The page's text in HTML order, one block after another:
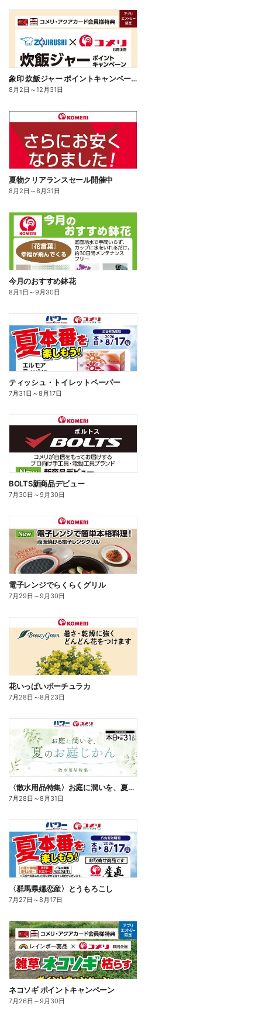
象印 炊飯ジャー ポイントキャンペーン
8月2日 ～12月31日
夏物クリアランスセール開催中
8月2日 ～8月31日
今月のおすすめ鉢花
8月1日 ～9月30日
ティッシュ・トイレットペーパー
7月31日 ～8月17日
BOLTS新商品デビュー
7月30日 ～9月30日
電子レンジでらくらくグリル
7月29日 ～9月30日
花いっぱいポーチュラカ
7月28日 ～8月23日
〈散水用品特集〉お庭に潤いを、夏のお庭じかん
7月28日 ～8月31日
〈群馬県嬬恋産〉とうもろこし
7月27日 ～8月17日
ネコソギ ポイントキャンペーン
7月26日 ～9月30日